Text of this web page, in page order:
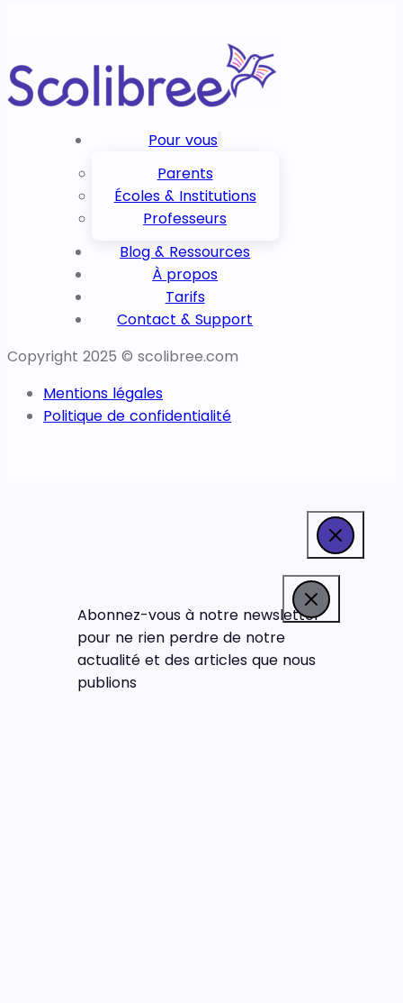
Pour vous
Parents
Écoles & Institutions
Professeurs
Blog & Ressources
À propos
Tarifs
Contact & Support
Copyright 2025 © scolibree.com
Mentions légales
Politique de confidentialité
Abonnez-vous à notre newsletter
pour ne rien perdre de notre
actualité et des articles que nous
publions